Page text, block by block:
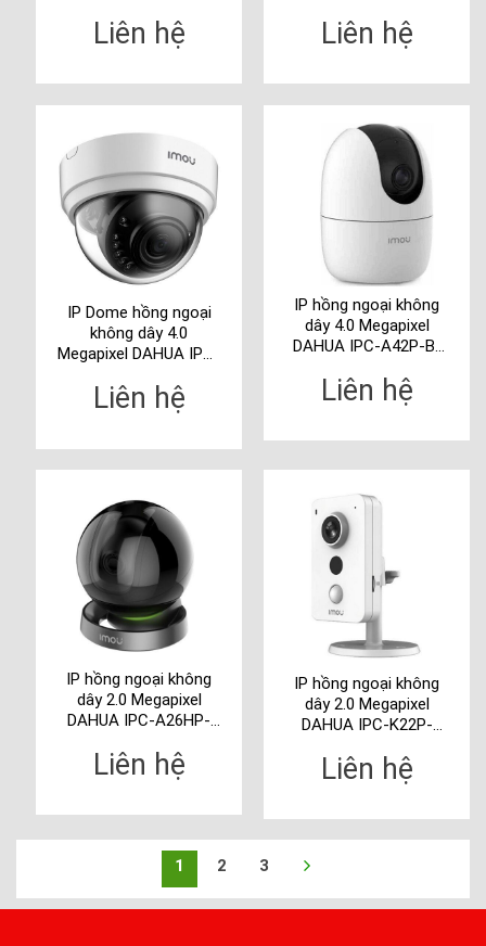
Liên hệ Liên hệ
IP Dome hồng ngoại
không dây 4.0
Megapixel DAHUA IPC-
Liên hệ
IP hồng ngoại không
dây 4.0 Megapixel
DAHUA IPC-A42P-B-
Liên hệ
IP hồng ngoại không
dây 2.0 Megapixel
DAHUA IPC-A26HP-
Liên hệ
IP hồng ngoại không
dây 2.0 Megapixel
DAHUA IPC-K22P-
Liên hệ
1 2 3